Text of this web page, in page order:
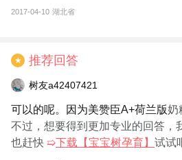
2017-04-10 湖北省
★ 推荐回答
树友a42407421
可以的呢。因为美赞臣A+荷兰版奶
不过，想要得到更加专业的回答，
也赶快 ➯下载【宝宝树孕育】 试试